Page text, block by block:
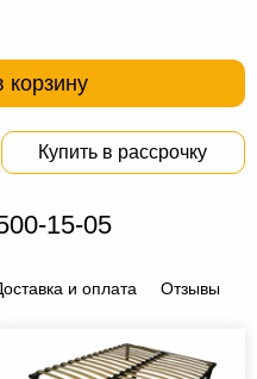
корзину
Купить в рассрочку
15-05
и оплата Отзывы